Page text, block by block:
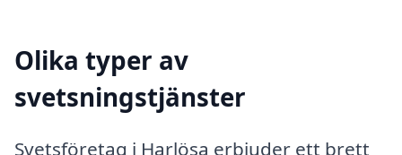
Olika typer av
svetsningstjänster
Svetsföretag i Harlösa erbjuder ett brett